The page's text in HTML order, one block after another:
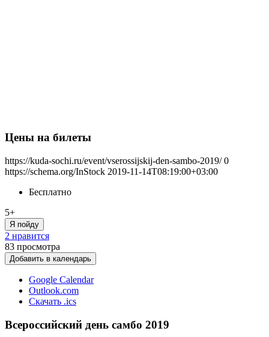
Цены на билеты
https://kuda-sochi.ru/event/vserossijskij-den-sambo-2019/ 0
https://schema.org/InStock 2019-11-14T08:19:00+03:00
Бесплатно
5+
Я пойду
2 нравится
83 просмотра
Добавить в календарь
Google Calendar
Outlook.com
Скачать .ics
Всероссийский день самбо 2019